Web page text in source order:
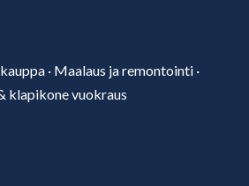
· Maalaus ja remontointi ·
klapikone vuokraus